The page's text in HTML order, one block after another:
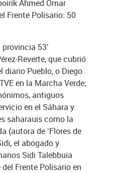
Ahmed Omar
Frente Polisario: 50
53’
Reverte, que cubrió
diario Pueblo, o Diego
en la Marcha Verde;
antiguos
en el Sáhara y
saharauis como la
(autora de ‘Flores de
el abogado y
Sidi Talebbuia
Frente Polisario en